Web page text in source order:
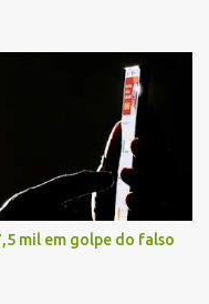
do entorno,
da gestão sobre
anos, o Governo
ao fortalecimento
e da
em um cenário
limitados, a
apenas investir mais,
o maior benefício
mil em golpe do falso